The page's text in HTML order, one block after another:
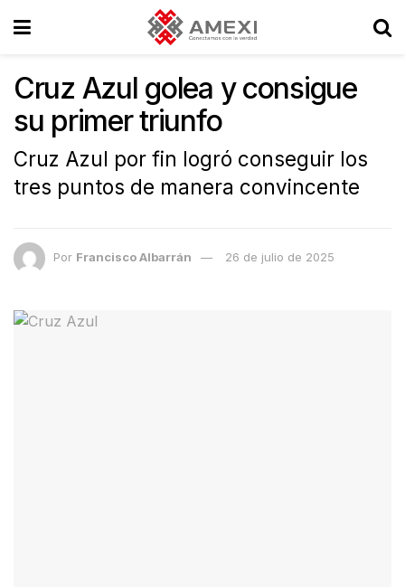
Cruz Azul golea y consigue
su primer triunfo
Cruz Azul por fin logró conseguir los
tres puntos de manera convincente
Por Francisco Albarrán 26 de julio de 2025